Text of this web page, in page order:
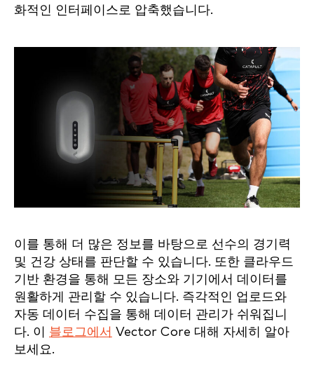
화적인 인터페이스로 압축했습니다.
이를 통해 더 많은 정보를 바탕으로 선수의 경기력
및 건강 상태를 판단할 수 있습니다. 또한 클라우드
기반 환경을 통해 모든 장소와 기기에서 데이터를
원활하게 관리할 수 있습니다. 즉각적인 업로드와
자동 데이터 수집을 통해 데이터 관리가 쉬워집니
다. 이 블로그에서 Vector Core 대해 자세히 알아
보세요.